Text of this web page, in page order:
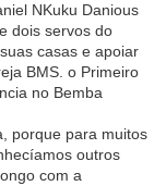
NKuku Danious
dois servos do
casas e apoiar
BMS. o Primeiro
no Bemba
porque para muitos
outros
com a